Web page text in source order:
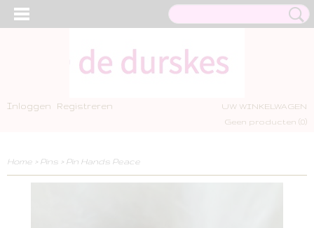
Inloggen Registreren
UW WINKELWAGEN
Geen producten (0)
Home > Pins > Pin Hands Peace